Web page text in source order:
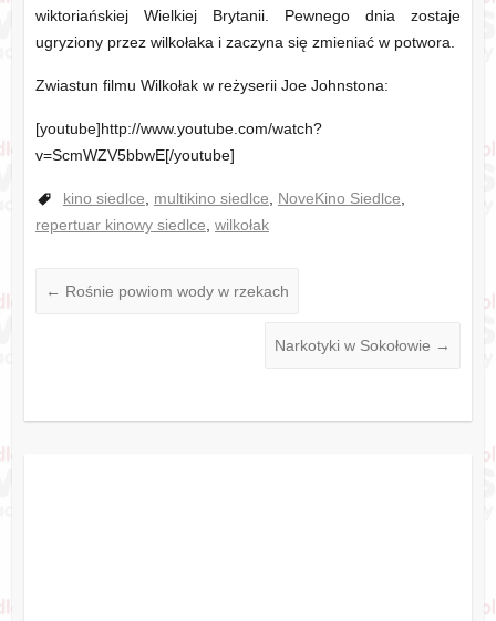
wiktoriańskiej Wielkiej Brytanii. Pewnego dnia zostaje
ugryziony przez wilkołaka i zaczyna się zmieniać w potwora.
Zwiastun filmu Wilkołak w reżyserii Joe Johnstona:
[youtube]http://www.youtube.com/watch?
v=ScmWZV5bbwE[/youtube]
kino siedlce, multikino siedlce, NoveKino Siedlce,
repertuar kinowy siedlce, wilkołak
← Rośnie powiom wody w rzekach
Narkotyki w Sokołowie →